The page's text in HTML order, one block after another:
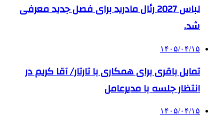
لباس 2027 رئال مادرید برای فصل جدید معرفی
شد.
۱۴۰۵/۰۴/۱۵
تمایل باقری برای همکاری با تارتار/ آقا کریم در
انتظار جلسه با مدیرعامل
۱۴۰۵/۰۴/۱۵